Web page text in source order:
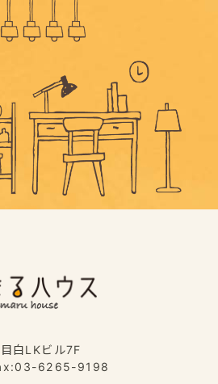
白LKビル7F
6265-9198